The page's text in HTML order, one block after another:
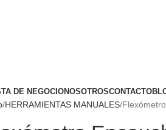
DE NEGOCIONOSOTROSCONTACTO
HERRAMIENTAS MANUALES